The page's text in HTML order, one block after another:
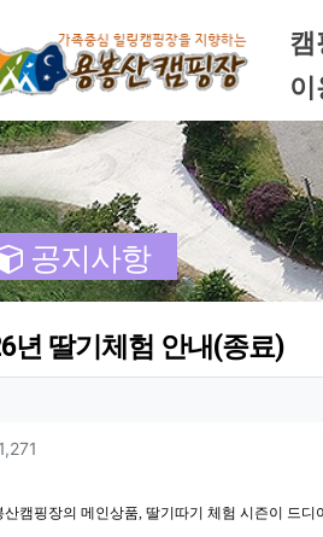
메
캠
이
공지사항
년 딸기체험 안내(종료)
츠 정보
산캠핑장의 메인상품, 딸기따기 체험 시즌이 드디